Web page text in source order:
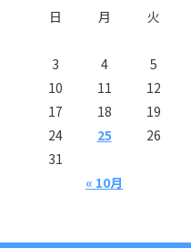
日
月 火
« 10月
3
4 5
10
11 12
17
18 19
24
25 26
31